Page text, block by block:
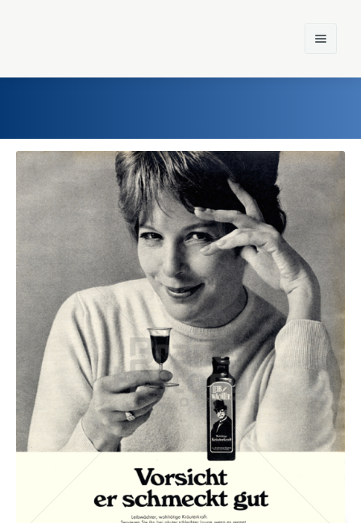
Home
Einst und Heute
Marken
Konzerne
Epoche